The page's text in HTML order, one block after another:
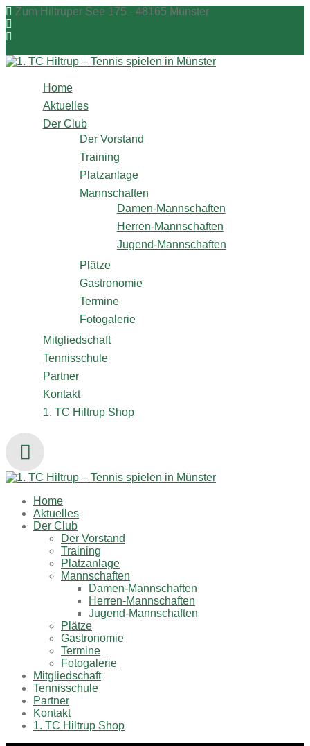
Zum
Inhalt
springen
Zum Hiltruper See 175 - 48165 Münster
Home
Aktuelles
Der Club
Der Vorstand
Training
Platzanlage
Mannschaften
Damen-Mannschaften
Herren-Mannschaften
Jugend-Mannschaften
Plätze
Gastronomie
Termine
Fotogalerie
Mitgliedschaft
Tennisschule
Partner
Kontakt
1. TC Hiltrup Shop
Home
Aktuelles
Der Club
Der Vorstand
Training
Platzanlage
Mannschaften
Damen-Mannschaften
Herren-Mannschaften
Jugend-Mannschaften
Plätze
Gastronomie
Termine
Fotogalerie
Mitgliedschaft
Tennisschule
Partner
Kontakt
1. TC Hiltrup Shop